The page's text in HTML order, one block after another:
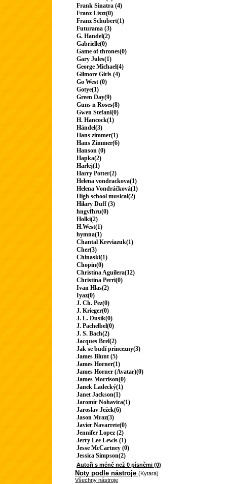
Frank Sinatra (4)
Franz Liszt(0)
Franz Schubert(1)
Futurama (3)
G. Handel(2)
Gabrielle(0)
Game of thrones(0)
Gary Jules(1)
George Michael(4)
Gilmore Girls (4)
Go West (0)
Gotye(1)
Green Day(9)
Guns n Roses(8)
Gwen Stefani(0)
H. Hancock(1)
Händel(3)
Hans zimmer(1)
Hans Zimmer(6)
Hanson (0)
Hapka(2)
Harlej(1)
Harry Potter(2)
Helena vondrackova(1)
Helena Vondráčková(1)
High school musical(2)
Hilary Duff (3)
hngvfhru(0)
Holki(2)
H.West(1)
hymna(1)
Chantal Kreviazuk(1)
Cher(3)
Chinaski(1)
Chopin(0)
Christina Aguilera(12)
Christina Perri(0)
Ivan Hlas(2)
Iyaz(0)
J. Ch. Pez(0)
J. Krieger(0)
J. L. Dusík(0)
J. Pachelbel(0)
J. S. Bach(2)
Jacques Brel(2)
Jak se budí princezny(3)
James Blunt (5)
James Horner(1)
James Horner (Avatar)(0)
James Morrison(0)
Janek Ladecký(1)
Janet Jackson(1)
Jaromír Nohavica(1)
Jaroslav Ježek(6)
Jason Mraz(3)
Javier Navarrete(0)
Jennifer Lopez (2)
Jerry Lee Lewis (1)
Jesse McCartney (0)
Jessica Simpson(2)
Autoři s méně než 0 písněmi (0)
Noty podle nástroje (Kytara)
Všechny nástroje